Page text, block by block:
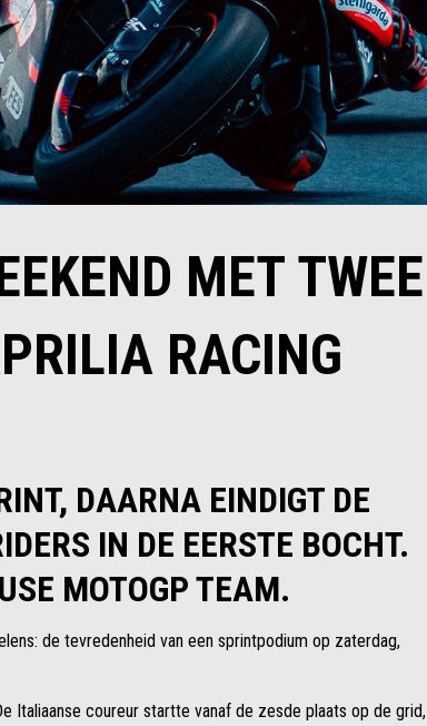
MET TWEE
RACING
DAARNA EINDIGT DE
IN DE EERSTE BOCHT.
MOTOGP TEAM.
de tevredenheid van een sprintpodium op zaterdag,
Italiaanse coureur startte vanaf de zesde plaats op de grid,